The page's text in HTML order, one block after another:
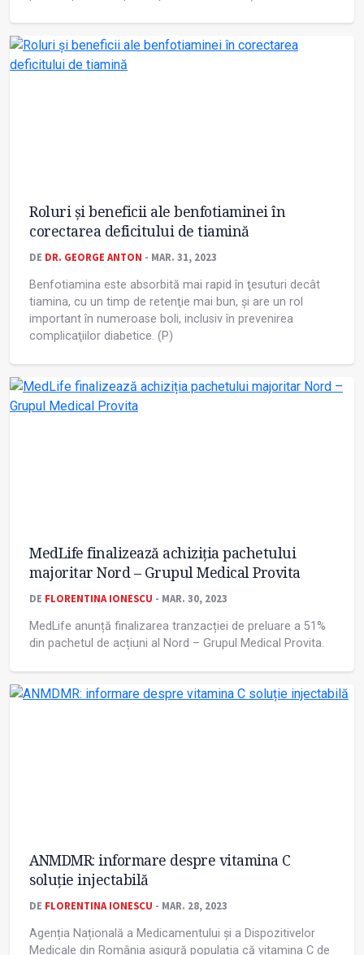
Roluri și beneficii ale benfotiaminei în
corectarea deficitului de tiamină
DE DR. GEORGE ANTON - MAR. 31, 2023
Benfotiamina este absorbită mai rapid în ţesuturi decât
tiamina, cu un timp de retenţie mai bun, și are un rol
important în numeroase boli, inclusiv în prevenirea
complicaţiilor diabetice. (P)
MedLife finalizează achiziția pachetului
majoritar Nord – Grupul Medical Provita
DE FLORENTINA IONESCU - MAR. 30, 2023
MedLife anunță finalizarea tranzacției de preluare a 51%
din pachetul de acțiuni al Nord – Grupul Medical Provita.
ANMDMR: informare despre vitamina C
soluție injectabilă
DE FLORENTINA IONESCU - MAR. 28, 2023
Agenția Națională a Medicamentului și a Dispozitivelor
Medicale din România asigură populația că vitamina C de